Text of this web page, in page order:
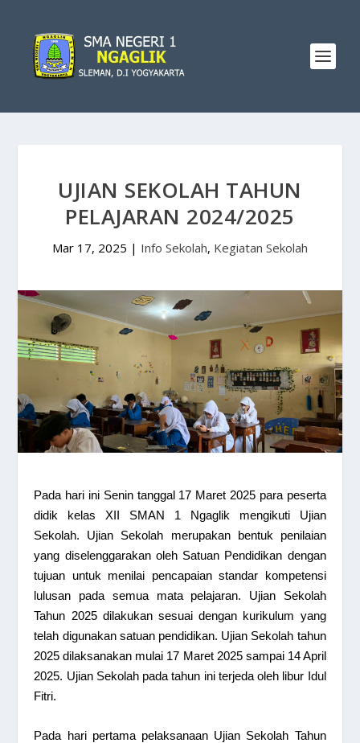
UJIAN SEKOLAH TAHUN
PELAJARAN 2024/2025
Mar 17, 2025 | Info Sekolah, Kegiatan Sekolah
Pada hari ini Senin tanggal 17 Maret 2025 para peserta
didik kelas XII SMAN 1 Ngaglik mengikuti Ujian
Sekolah. Ujian Sekolah merupakan bentuk penilaian
yang diselenggarakan oleh Satuan Pendidikan dengan
tujuan untuk menilai pencapaian standar kompetensi
lulusan pada semua mata pelajaran. Ujian Sekolah
Tahun 2025 dilakukan sesuai dengan kurikulum yang
telah digunakan satuan pendidikan. Ujian Sekolah tahun
2025 dilaksanakan mulai 17 Maret 2025 sampai 14 April
2025. Ujian Sekolah pada tahun ini terjeda oleh libur Idul
Fitri.
Pada hari pertama pelaksanaan Ujian Sekolah Tahun